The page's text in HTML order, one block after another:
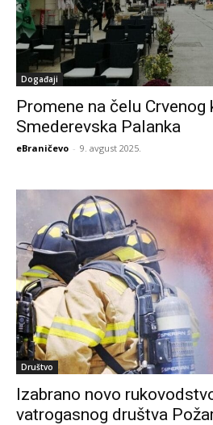
Događaji
Promene na čelu Crvenog
Smederevska Palanka
eBraničevo - 9. avgust 2025.
Društvo
Izabrano novo
vatrogasnog društva